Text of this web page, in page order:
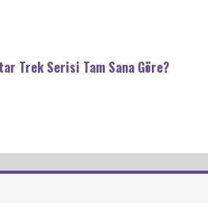
Trek Serisi Tam Sana Göre?